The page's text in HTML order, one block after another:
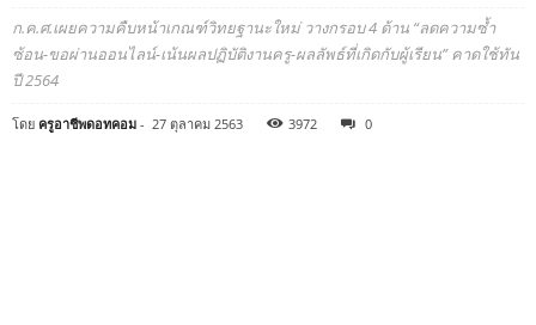
ก.ค.ศ.เผยความคืบหน้าเกณฑ์วิทยฐานะใหม่ วางกรอบ 4 ด้าน “ลดความซ้ำ
ซ้อน-ขอผ่านออนไลน์-เน้นผลปฏิบัติงานครู-ผลลัพธ์ที่เกิดกับผู้เรียน” คาดใช้ทัน
ปี 2564
โดย ครูอาชีพดอทคอม - 27 ตุลาคม 2563 3972 0